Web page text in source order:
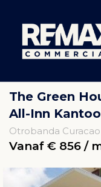
The Green
All-Inn
Otrobanda Curacao
Vanaf € 856 /